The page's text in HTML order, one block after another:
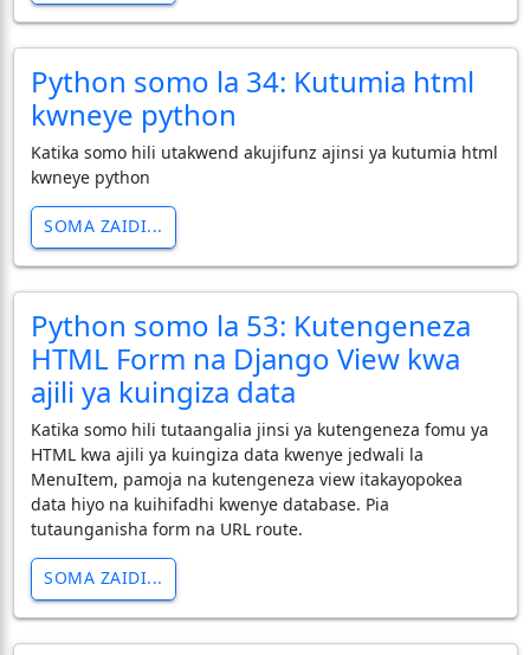
Python somo la 34: Kutumia html
kwneye python
Katika somo hili utakwend akujifunz ajinsi ya kutumia html
kwneye python
SOMA ZAIDI...
Python somo la 53: Kutengeneza
HTML Form na Django View kwa
ajili ya kuingiza data
Katika somo hili tutaangalia jinsi ya kutengeneza fomu ya
HTML kwa ajili ya kuingiza data kwenye jedwali la
MenuItem, pamoja na kutengeneza view itakayopokea
data hiyo na kuihifadhi kwenye database. Pia
tutaunganisha form na URL route.
SOMA ZAIDI...